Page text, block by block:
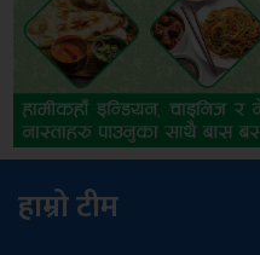
हाम्रो टीम